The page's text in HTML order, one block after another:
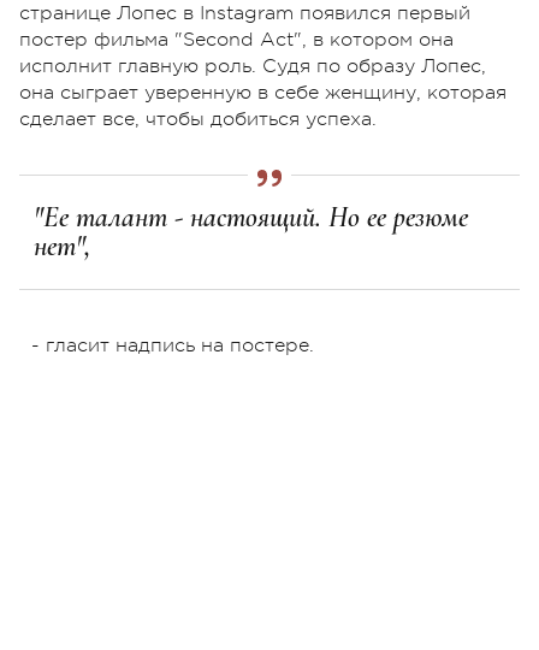
странице Лопес в Instagram появился первый
постер фильма "Second Act", в котором она
исполнит главную роль. Судя по образу Лопес,
она сыграет уверенную в себе женщину, которая
сделает все, чтобы добиться успеха.
"Ее талант - настоящий. Но ее резюме
нет",
- гласит надпись на постере.